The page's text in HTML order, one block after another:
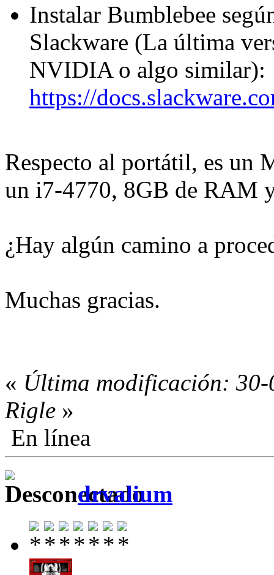
Instalar Bumblebee
Slackware (La última
NVIDIA o algo similar):
https://
Respecto al portátil, es un
un i7-4770, 8GB de RAM
¿Hay algún camino a
Muchas gracias.
« Última modificación:
Rigle »
En línea
drvalium